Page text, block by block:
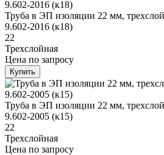
Труба в ЭП изоляции 22 мм,
9.602-2016 (к18)
22
Трехслойная
Цена по запросу
Купить
Труба в ЭП изоляции 22 мм,
9.602-2005 (к15)
22
Трехслойная
Цена по запросу